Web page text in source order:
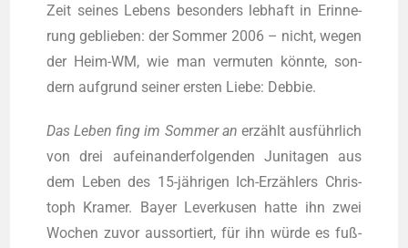
Zeit sei­nes Lebens beson­ders leb­haft in Erin­ne­
rung geblie­ben: der Som­mer 2006 – nicht, wegen
der Heim-WM, wie man ver­mu­ten könn­te, son­
dern auf­grund sei­ner ers­ten Lie­be: Debbie.
Das Leben fing im Som­mer an erzählt aus­führ­lich
von drei auf­ein­an­der­fol­gen­den Juni­ta­gen aus
dem Leben des 15-jäh­ri­gen Ich-Erzäh­lers Chris­
toph Kra­mer. Bay­er Lever­ku­sen hat­te ihn zwei
Wochen zuvor aus­sor­tiert, für ihn wür­de es fuß­